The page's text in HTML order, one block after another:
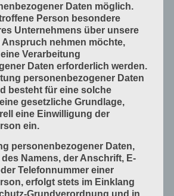
herstellen
veredeln
umsetzen
und Druckdaten
und Prüfverfahren
Standards in Druckverfahren
und Druckmaterialien
im Betrieb
Daten möglich.
Person besondere
Unternehmens über unsere
Anspruch nehmen möchte,
Verarbeitung
Daten erforderlich werden.
personenbezogener Daten
besteht für eine solche
gesetzliche Grundlage,
eine Einwilligung der
ein.
personenbezogener Daten,
Namens, der Anschrift, E-
Telefonnummer einer
erfolgt stets im Einklang
Grundverordnung und in